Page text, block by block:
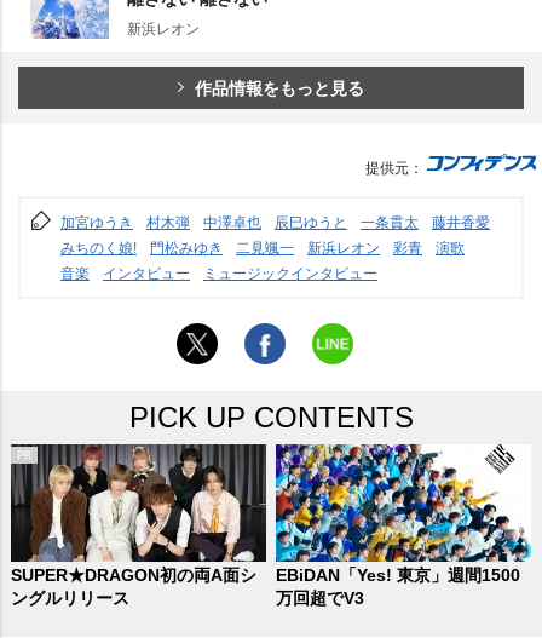
新浜レオン
作品情報をもっと見る
提供元：
加宮ゆうき 村木弾 中澤卓也 辰巳ゆうと 一条貫太
藤井香愛
みちのく娘!
門松みゆき 二見颯一 新浜レオン 彩青
演歌
音楽
インタビュー ミュージックインタビュー
PICK UP CONTENTS
SUPER★DRAGON初の両A面シ
ングルリリース
EBiDAN「Yes! 東京」週間1500
万回超でV3